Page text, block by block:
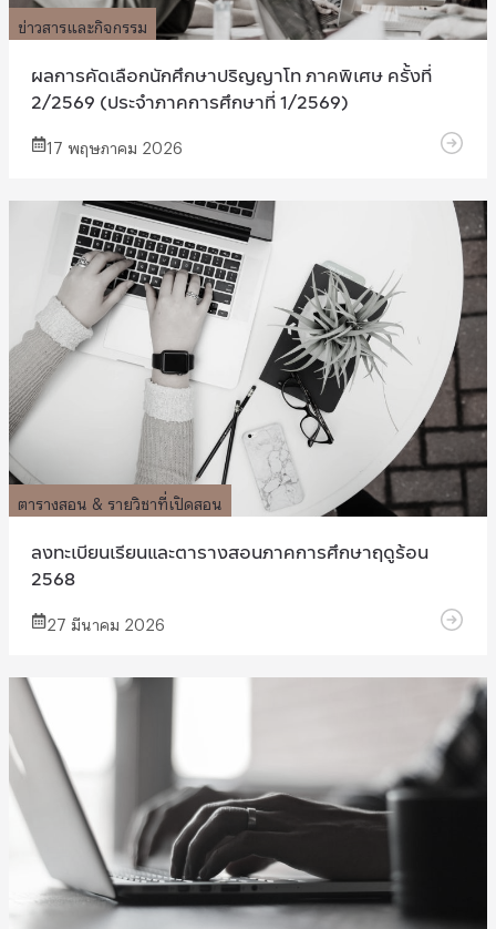
ข่าวสารและกิจกรรม
ผลการคัดเลือกนักศึกษาปริญญาโท ภาคพิเศษ ครั้งที่
2/2569 (ประจำภาคการศึกษาที่ 1/2569)
17 พฤษภาคม 2026
ตารางสอน & รายวิชาที่เปิดสอน
ลงทะเบียนเรียนและตารางสอนภาคการศึกษาฤดูร้อน
2568
27 มีนาคม 2026